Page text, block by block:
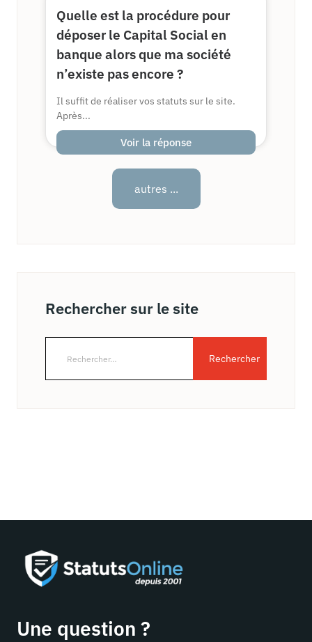
Quelle est la procédure pour
déposer le Capital Social en
banque alors que ma société
n’existe pas encore ?
Il suffit de réaliser vos statuts sur le site.
Après...
Voir la réponse
autres ...
Rechercher sur le site
Une question ?